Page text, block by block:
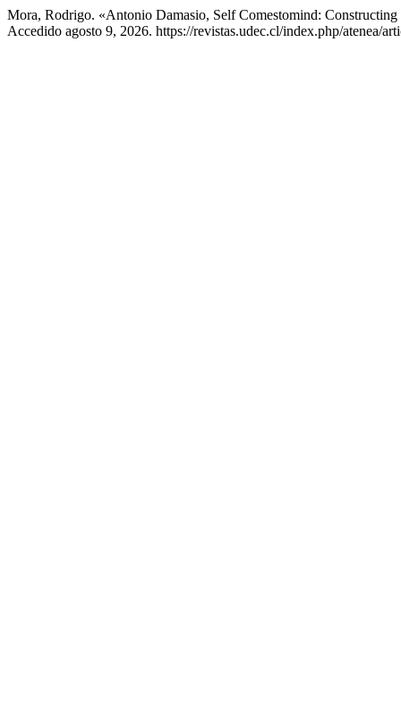
Mora, Rodrigo. «Antonio Damasio, Self Comestomind:
Accedido agosto 9, 2026. https://revistas.udec.cl/index.php/atenea/